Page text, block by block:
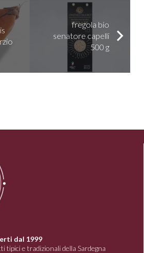
fregola bio
senatore capelli
500 g
dal 1999
tipici e tradizionali della Sardegna